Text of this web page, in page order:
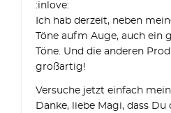
:inlove:
Ich hab derzeit, neben
Töne aufm Auge, auch
Töne. Und die anderen
großartig!
Versuche jetzt einfach
Danke, liebe Magi, dass Du